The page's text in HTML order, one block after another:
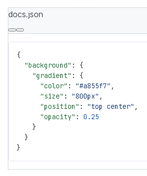
docs.json
{
  "background"
: {
    "gradient"
: {
      "color"
: "#a855f7" ,
      "size"
: "800px" ,
      "position"
: "top center" ,
      "opacity"
: 0.25
    }
  }
}